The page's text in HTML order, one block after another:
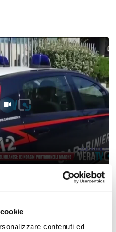
contenuti ed
commerciali del